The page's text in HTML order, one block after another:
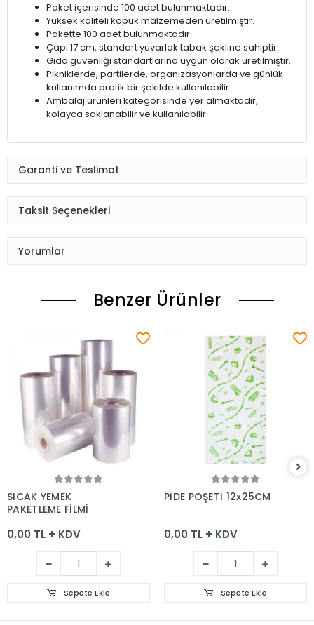
Paket içerisinde 100 adet bulunmaktadır.
Yüksek kaliteli köpük malzemeden üretilmiştir.
Pakette 100 adet bulunmaktadır.
Çapı 17 cm, standart yuvarlak tabak şekline sahiptir.
Gıda güvenliği standartlarına uygun olarak üretilmiştir.
Pikniklerde, partilerde, organizasyonlarda ve günlük
kullanımda pratik bir şekilde kullanılabilir.
Ambalaj ürünleri kategorisinde yer almaktadır,
kolayca saklanabilir ve kullanılabilir.
Garanti ve Teslimat
Taksit Seçenekleri
Yorumlar
Benzer Ürünler
SICAK YEMEK
PAKETLEME FİLMİ
0,00 TL + KDV
Sepete Ekle
Sepete Ekle
PİDE POŞETİ 12x25CM
0,00 TL + KDV
Sepete Ekle